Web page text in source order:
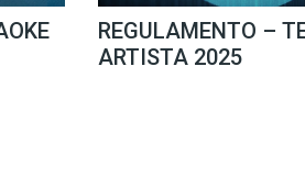
REGULAMENTO –
ARTISTA 2025